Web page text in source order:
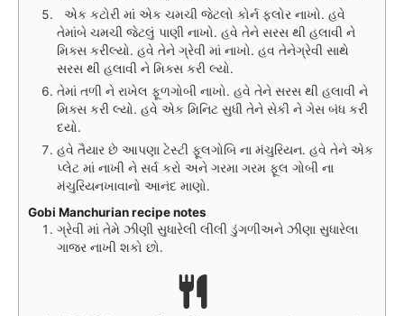
એક કટોરી માં એક ચમચી જેટલો કોર્ન ફ્લોર નાખો. હવે
તેમાંબે ચમચી જેટલું પાણી નાખો. હવે તેને સરસ થી હલાવી ને
મિક્સ કરીલ્યો. હવે તેને ગ્રેવી માં નાખો. હવ તેનેગ્રેવી સાથે
સરસ થી હલાવી ને મિક્સ કરી લ્યો.
તેમાં તળી ને રાખેલ ફૂળગોબી નાખો. હવે તેને સરસ થી હલાવી ને
મિક્સ કરી લ્યો. હવે એક મિનિટ સુધી તેને સેકી ને ગેસ બંધ કરી
દયો.
હવે તૈયાર છે આપણા ટેસ્ટી ફૂલગોબિ ના મંચુરિયન. હવે તેને એક
પ્લેટ માં નાખી ને સર્વ કરો અને ગરમા ગરમ ફૂલ ગોબી ના
મંચુરિયનખાવાનો આનંદ માણો.
Gobi Manchurian recipe notes
ગ્રેવી માં તેમે ઝીણી સુધારેલી લીલી ડુંગળીઅને ઝીણા સુધારેલા
ગાજર નાખી શકો છો.